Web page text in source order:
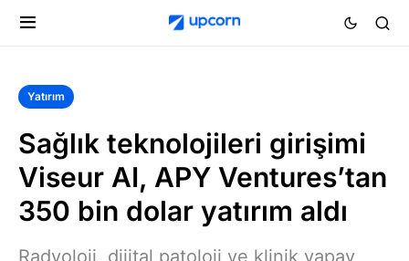
Yatırım
Sağlık teknolojileri girişimi
Viseur AI, APY Ventures’tan
350 bin dolar yatırım aldı
Radyoloji, dijital patoloji ve klinik yapay